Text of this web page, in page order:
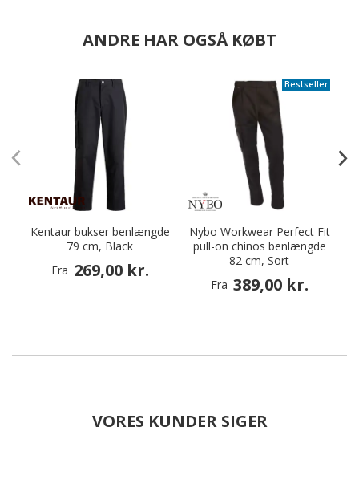
ANDRE HAR OGSÅ KØBT
Kentaur bukser benlængde
79 cm, Black
Fra 269,00 kr.
Bestseller
Nybo Workwear Perfect Fit
pull-on chinos benlængde
82 cm, Sort
Fra 389,00 kr.
VORES KUNDER SIGER